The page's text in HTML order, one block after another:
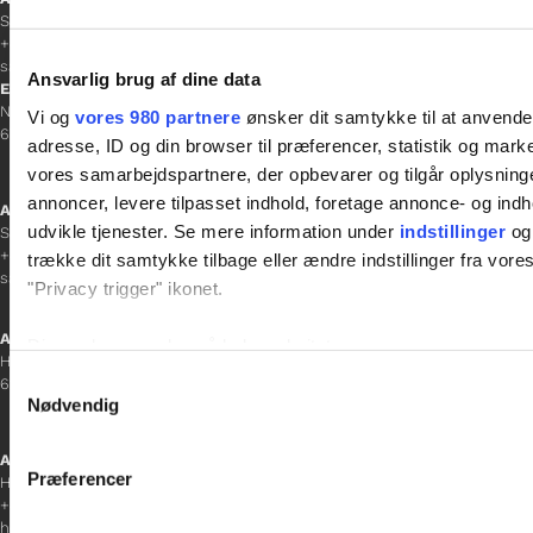
Ansvarlig brug af dine data
Vi og vores 980 partnere ønsker dit samtykke til at
adresse, ID og din browser til præferencer, statistik og
vores samarbejdspartnere, der opbevarer og tilgår
annoncer, levere tilpasset indhold, foretage annonce- og
udvikle tjenester. Se mere information under indstillinger
trække dit samtykke tilbage eller ændre indstillinger fra
"Privacy trigger" ikonet.
Vi bruger cookies til at tilpasse vores indhold og annoncer,
data med andre oplysninger, du har givet dem, eller som de
Nødvendig
Præferencer
Sacha Lohmann Weiss
+45 40 27 91 11
sacha.lw@gladfonden.dk
Esbjerg
Norgesgade 1, 2. sal
6700 Esbjerg
Afdelingschef
Sanne Hansen
+45 23 69 19 35
sanne.h@gladfonden.dk
Aabenraa
H P Hanssens Gade 23, 2.
6200 Aabenraa
Afdelingschef
Helene Teichert
+45 29 37 32 41
helene.t@gladfonden.dk